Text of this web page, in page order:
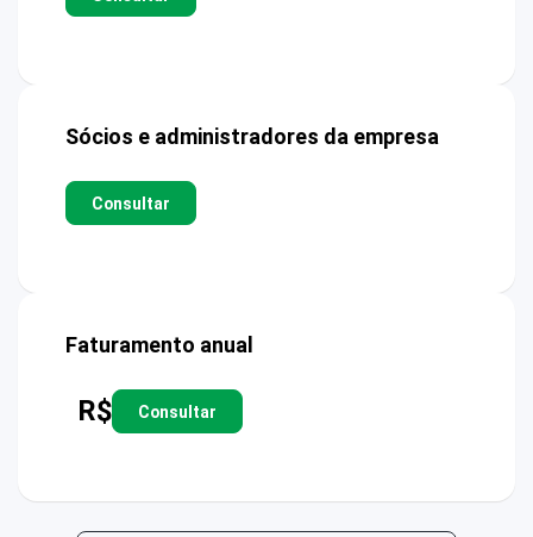
Sócios e administradores da empresa
Consultar
Faturamento anual
R$ Consultar